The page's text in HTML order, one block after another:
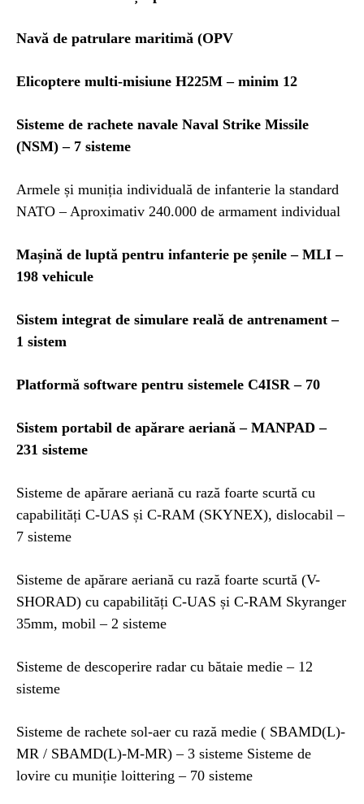
Navă de patrulare maritimă (OPV
Elicoptere multi-misiune H225M – minim 12
Sisteme de rachete navale Naval Strike Missile
(NSM) – 7 sisteme
Armele și muniția individuală de infanterie la standard
NATO – Aproximativ 240.000 de armament individual
Mașină de luptă pentru infanterie pe șenile – MLI –
198 vehicule
Sistem integrat de simulare reală de antrenament –
1 sistem
Platformă software pentru sistemele C4ISR – 70
Sistem portabil de apărare aeriană – MANPAD –
231 sisteme
Sisteme de apărare aeriană cu rază foarte scurtă cu
capabilități C-UAS și C-RAM (SKYNEX), dislocabil –
7 sisteme
Sisteme de apărare aeriană cu rază foarte scurtă (V-
SHORAD) cu capabilități C-UAS și C-RAM Skyranger
35mm, mobil – 2 sisteme
Sisteme de descoperire radar cu bătaie medie – 12
sisteme
Sisteme de rachete sol-aer cu rază medie ( SBAMD(L)-
MR / SBAMD(L)-M-MR) – 3 sisteme Sisteme de
lovire cu muniție loittering – 70 sisteme